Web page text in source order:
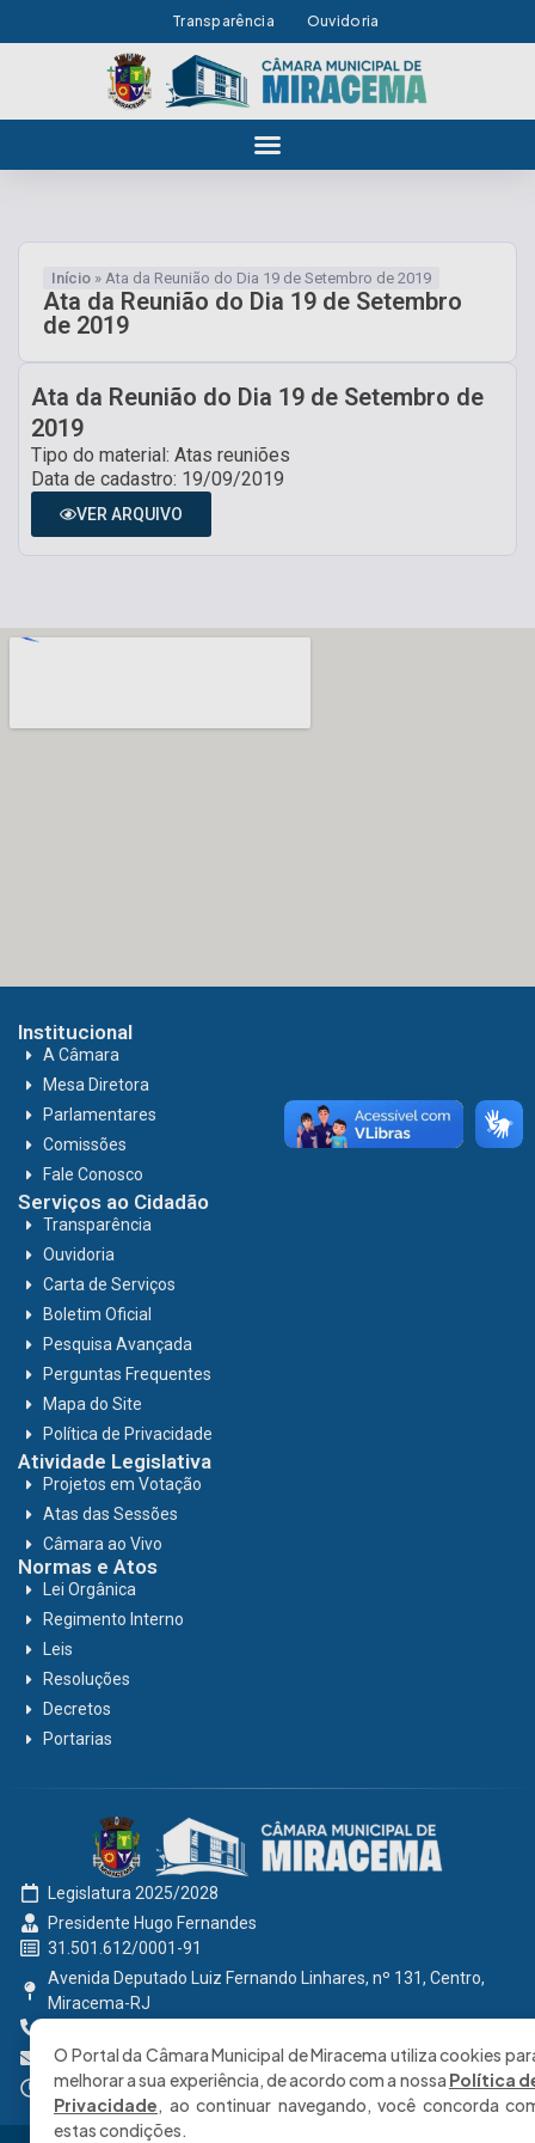
Transparência Ouvidoria
Início » Ata da Reunião do Dia 19 de Setembro de 2019
Ata da Reunião do Dia 19 de Setembro
de 2019
Ata da Reunião do Dia 19 de Setembro de
2019
Tipo do material: Atas reuniões
Data de cadastro: 19/09/2019
VER ARQUIVO
Institucional
A Câmara
Mesa Diretora
Parlamentares
Comissões
Fale Conosco
Serviços ao Cidadão
Transparência
Ouvidoria
Carta de Serviços
Boletim Oficial
Pesquisa Avançada
Perguntas Frequentes
Mapa do Site
Política de Privacidade
Atividade Legislativa
Projetos em Votação
Atas das Sessões
Câmara ao Vivo
Normas e Atos
Lei Orgânica
Regimento Interno
Leis
Resoluções
Decretos
Portarias
Legislatura 2025/2028
Presidente Hugo Fernandes
31.501.612/0001-91
Avenida Deputado Luiz Fernando Linhares, nº 131, Centro,
Miracema-RJ
secretaria@cmmiracema.rj.gov.br
Segunda à Sexta: 08:00 às 17:00 hrs
O Portal da Câmara Municipal de Miracema utiliza cookies
melhorar a sua experiência, de acordo com a nossa Política
Privacidade, ao continuar navegando, você concorda
estas condições.